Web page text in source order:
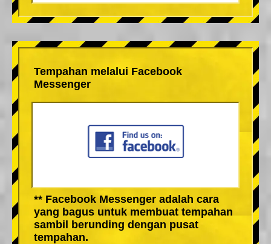
Tempahan melalui Facebook
Messenger
** Facebook Messenger adalah cara
yang bagus untuk membuat tempahan
sambil berunding dengan pusat
tempahan.